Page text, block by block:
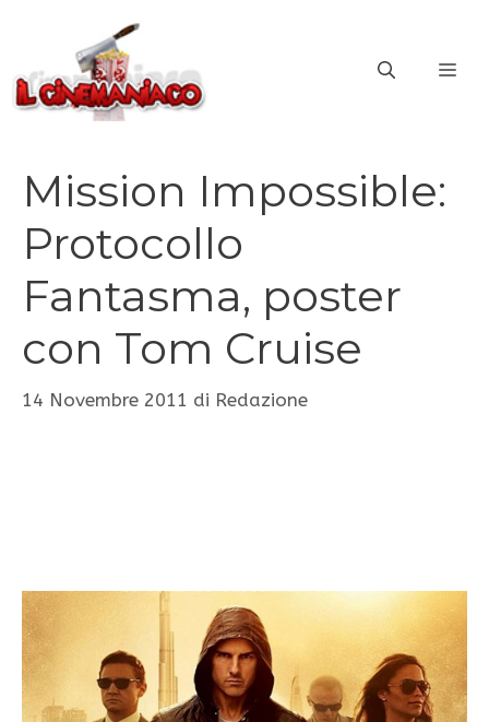
contenuto
Mission Impossible:
Protocollo
Fantasma, poster
con Tom Cruise
14 Novembre 2011 di Redazione